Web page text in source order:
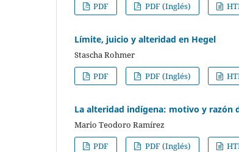
PDF
PDF (Inglés)
Límite, juicio y alteridad en Hegel
Stascha Rohmer
PDF
PDF (Inglés)
La alteridad indígena: motivo y razón
Mario Teodoro Ramírez
PDF
PDF (Inglés)